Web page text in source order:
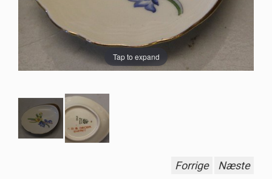
Tap to expand
Forrige Næste